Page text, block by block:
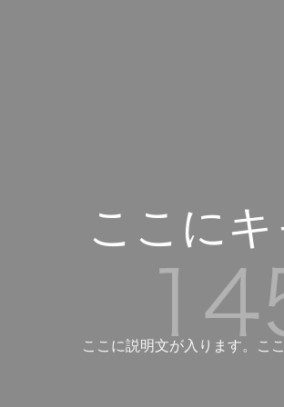
ここに
ここに説明文が入ります。こ